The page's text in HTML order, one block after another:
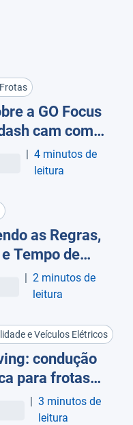
a GO Focus
cam com
da Geotab
| 4 minutos de
leitura
as Regras,
Tempo de
da Câmera
Focus Plus
| 2 minutos de
leitura
e Veículos Elétricos
condução
para frotas
e
| 3 minutos de
leitura